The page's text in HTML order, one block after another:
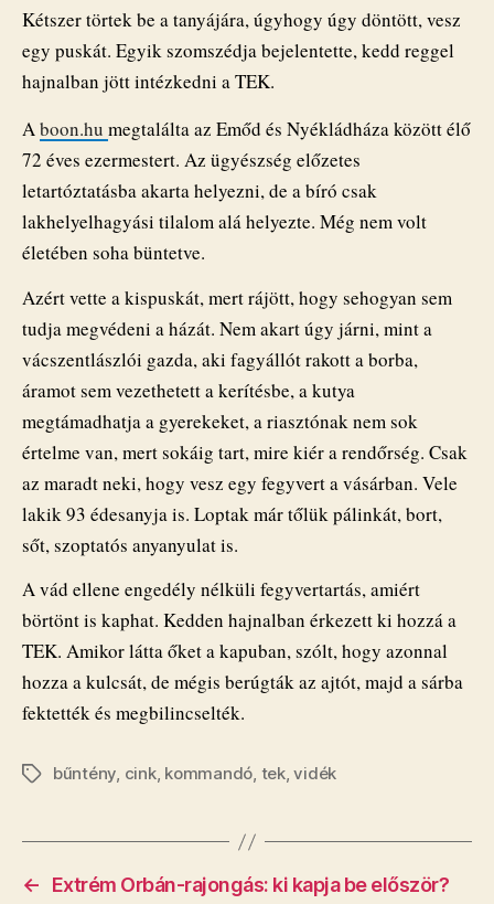
bejegyzéshez
Kétszer törtek be a tanyájára, úgyhogy úgy döntött, vesz
egy puskát. Egyik szomszédja bejelentette, kedd reggel
hajnalban jött intézkedni a TEK.
Aboon.hu megtalálta az Emőd és Nyékládháza között élő
72 éves ezermestert. Az ügyészség előzetes
letartóztatásba akarta helyezni, de a bíró csak
lakhelyelhagyási tilalom alá helyezte. Még nem volt
életében soha büntetve.
Azért vette a kispuskát, mert rájött, hogy sehogyan sem
tudja megvédeni a házát. Nem akart úgy járni, mint a
vácszentlászlói gazda, aki fagyállót rakott a borba,
áramot sem vezethetett a kerítésbe, a kutya
megtámadhatja a gyerekeket, a riasztónak nem sok
értelme van, mert sokáig tart, mire kiér a rendőrség. Csak
az maradt neki, hogy vesz egy fegyvert a vásárban. Vele
lakik 93 édesanyja is. Loptak már tőlük pálinkát, bort,
sőt, szoptatós anyanyulat is.
A vád ellene engedély nélküli fegyvertartás, amiért
börtönt is kaphat. Kedden hajnalban érkezett ki hozzá a
TEK. Amikor látta őket a kapuban, szólt, hogy azonnal
hozza a kulcsát, de mégis berúgták az ajtót, majd a sárba
fektették és megbilincselték.
Címkékbűntény, cink, kommandó, tek,vidék
←
Extrém Orbán-rajongás: ki kapja be először?